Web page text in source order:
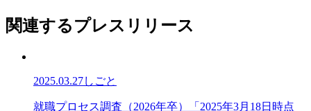
関連するプレスリリース
2025.03.27しごと
就
就職プロ セス調査 （2026年卒） 「 2025年3月 18日 時点